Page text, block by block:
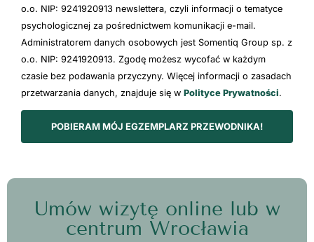
o.o. NIP: 9241920913 newslettera, czyli informacji o tematyce
psychologicznej za pośrednictwem komunikacji e-mail.
Administratorem danych osobowych jest Somentiq Group sp. z
o.o. NIP: 9241920913. Zgodę możesz wycofać w każdym
czasie bez podawania przyczyny. Więcej informacji o zasadach
przetwarzania danych, znajduje się w Polityce Prywatności.
POBIERAM MÓJ EGZEMPLARZ PRZEWODNIKA!
Umów wizytę online lub w
centrum Wrocławia